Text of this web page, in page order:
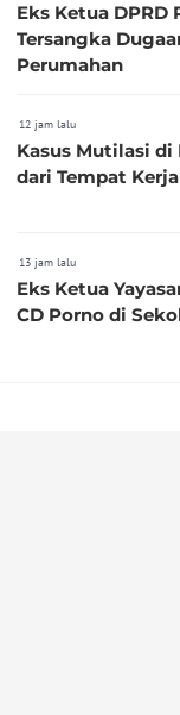
Eks Ketua DPRD
Tersangka
Perumahan
12 jam lalu
Kasus Mutilasi di
dari Tempat
13 jam lalu
Eks Ketua
CD Porno di